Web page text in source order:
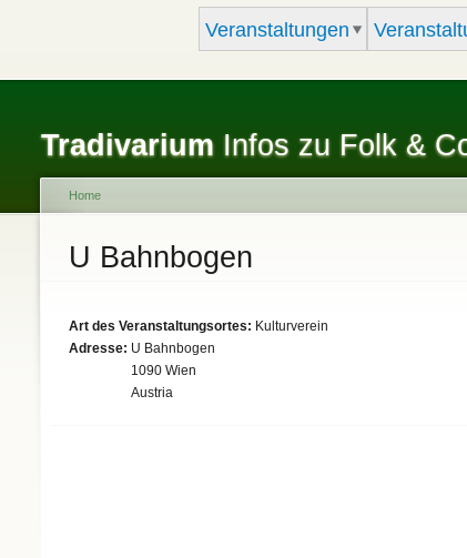
Veranstaltungen
Tradivarium Infos zu Folk &
You are here
Home
U Bahnbogen
Art des Veranstaltungsortes: Kulturverein
Adresse: U Bahnbogen
1090 Wien
Austria